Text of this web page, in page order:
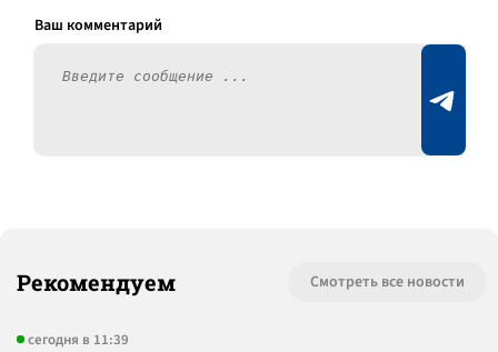
Рекомендуем Смотреть все новости
сегодня в 11:39